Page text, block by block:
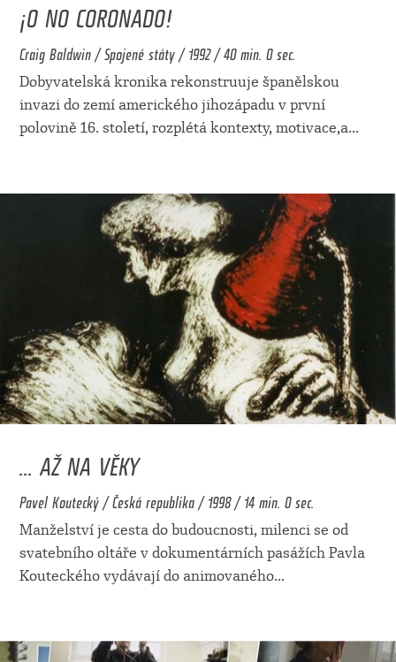
¡O NO CORONADO!
Craig Baldwin / Spojené státy / 1992 / 40 min. 0 sec.
Dobyvatelská kronika rekonstruuje španělskou
invazi do zemí amerického jihozápadu v první
polovině 16. století, rozplétá kontexty, motivace,a...
... AŽ NA VĚKY
Pavel Koutecký / Česká republika / 1998 / 14 min. 0 sec.
Manželství je cesta do budoucnosti, milenci se od
svatebního oltáře v dokumentárních pasážích Pavla
Kouteckého vydávají do animovaného...